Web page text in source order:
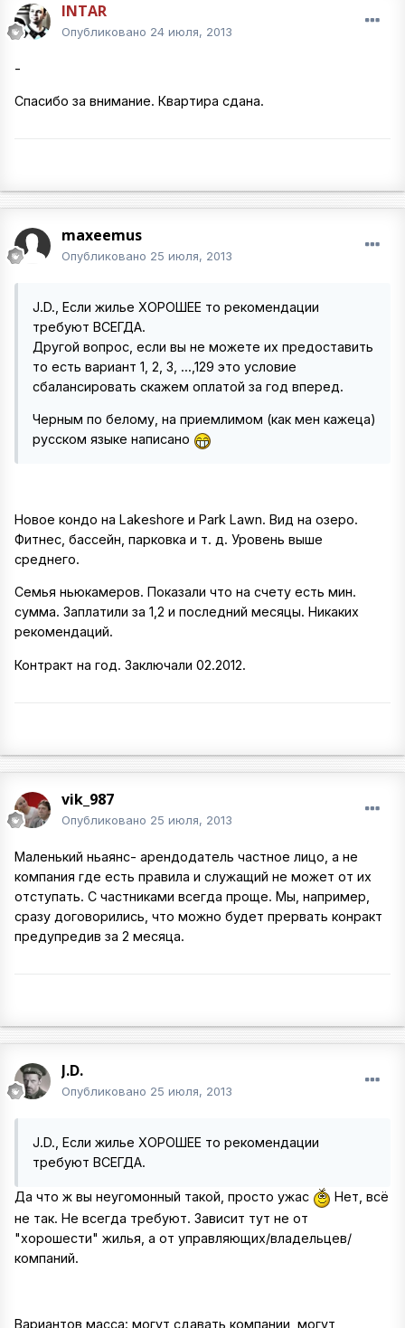
INTAR
Опубликовано 24 июля, 2013
-
Спасибо за внимание. Квартира сдана.
maxeemus
Опубликовано 25 июля, 2013
J.D., Если жилье ХОРОШЕЕ то рекомендации
требуют ВСЕГДА.
Другой вопрос, если вы не можете их предоставить
то есть вариант 1, 2, 3, ...,129 это условие
сбалансировать скажем оплатой за год вперед.
Черным по белому, на приемлимом (как мен кажеца)
русском языке написано
Новое кондо на Lakeshore и Park Lawn. Вид на озеро.
Фитнес, бассейн, парковка и т. д. Уровень выше
среднего.
Семья ньюкамеров. Показали что на счету есть мин.
сумма. Заплатили за 1,2 и последний месяцы. Никаких
рекомендаций.
Контракт на год. Заключали 02.2012.
vik_987
Опубликовано 25 июля, 2013
Маленький ньаянс- арендодатель частное лицо, а не
компания где есть правила и служащий не может от их
отступать. С частниками всегда проще. Мы, например,
сразу договорились, что можно будет прервать конракт
предупредив за 2 месяца.
J.D.
Опубликовано 25 июля, 2013
J.D., Если жилье ХОРОШЕЕ то рекомендации
требуют ВСЕГДА.
Да что ж вы неугомонный такой, просто ужас
Нет, всё
не так. Не всегда требуют. Зависит тут не от
"хорошести" жилья, а от управляющих/владельцев/
компаний.
Вариантов масса: могут сдавать компании, могут